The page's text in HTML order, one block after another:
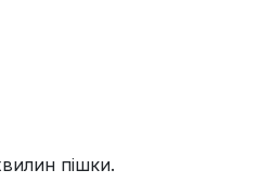
пішки.